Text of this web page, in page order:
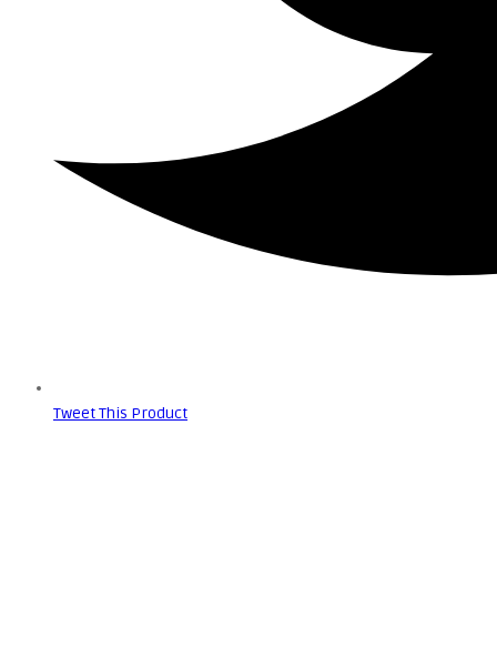
Tweet This Product